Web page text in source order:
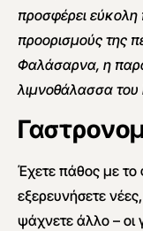
προσφέρει
προορισμούς της
Φαλάσαρνα, η
λιμνοθάλασσα
Έχετε πάθος με το
εξερευνήσετε
ψάχνετε άλλο – οι